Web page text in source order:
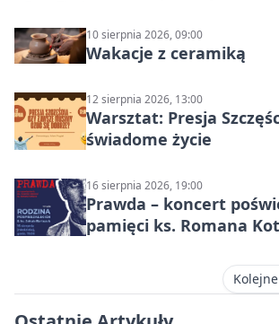
10 sierpnia 2026, 09:00
Wakacje z ceramiką
12 sierpnia 2026, 13:00
Warsztat: Presja
świadome życie
16 sierpnia 2026, 19:00
Prawda – koncert
pamięci ks. Romana